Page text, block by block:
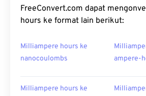
FreeConvert.com dapat
hours ke format lain berikut:
Milliampere hours ke
nanocoulombs
ampere-
Milliampere hours ke